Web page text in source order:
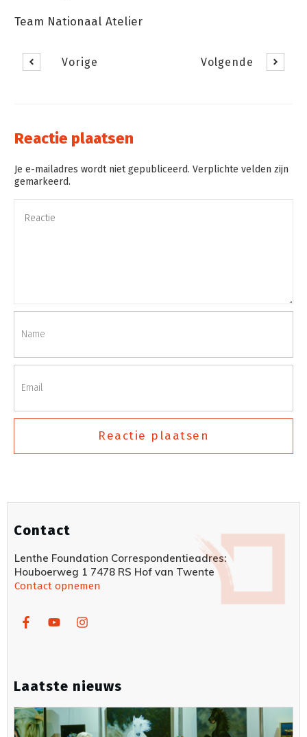
Team Nationaal Atelier
Vorige Volgende
Reactie plaatsen
Je e-mailadres wordt niet gepubliceerd. Verplichte velden zijn
gemarkeerd.
Reactie plaatsen
Contact
Lenthe Foundation Correspondentieadres:
Houboerweg 1 7478 RS Hof van Twente
Contact opnemen
Laatste nieuws